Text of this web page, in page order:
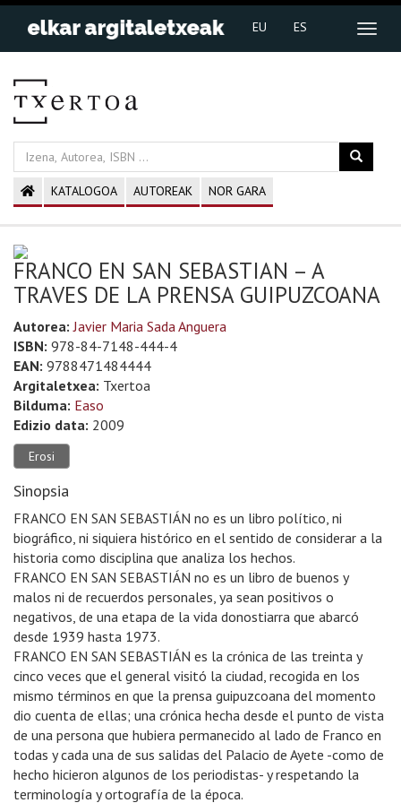
EU ES
KATALOGOA AUTOREAK NOR GARA
FRANCO EN SAN SEBASTIAN – A
TRAVES DE LA PRENSA GUIPUZCOANA
Autorea:Javier Maria Sada Anguera
ISBN: 978-84-7148-444-4
EAN: 9788471484444
Argitaletxea: Txertoa
Bilduma: Easo
Edizio data: 2009
Erosi
Sinopsia
FRANCO EN SAN SEBASTIÁN no es un libro político, ni
biográfico, ni siquiera histórico en el sentido de considerar a la
historia como disciplina que analiza los hechos.
FRANCO EN SAN SEBASTIÁN no es un libro de buenos y
malos ni de recuerdos personales, ya sean positivos o
negativos, de una etapa de la vida donostiarra que abarcó
desde 1939 hasta 1973.
FRANCO EN SAN SEBASTIÁN es la crónica de las treinta y
cinco veces que el general visitó la ciudad, recogida en los
mismo términos en que la prensa guipuzcoana del momento
dio cuenta de ellas; una crónica hecha desde el punto de vista
de una persona que hubiera permanecido al lado de Franco en
todas y cada una de sus salidas del Palacio de Ayete -como de
hecho hicieron algunos de los periodistas- y respetando la
terminología y ortografía de la época.